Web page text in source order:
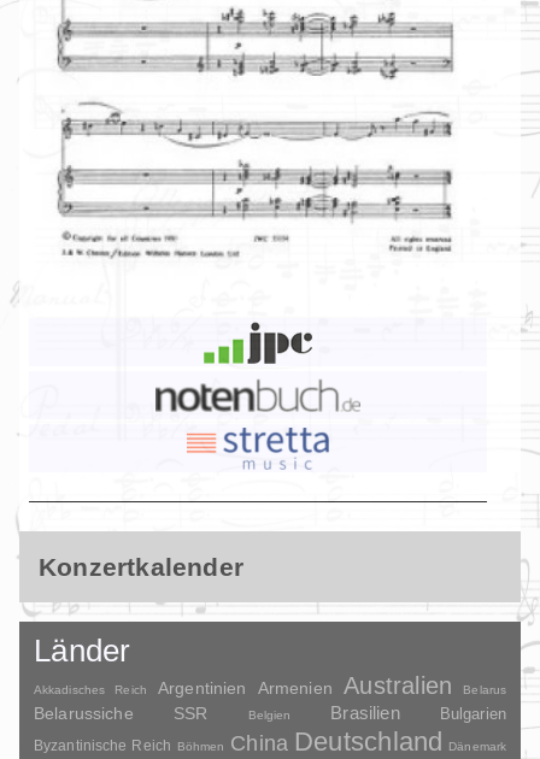
Konzertkalender
Länder
Akkadisches Reich Argentinien Armenien Australien Belarus
Belarussiche SSR Belgien Brasilien Bulgarien
Byzantinische Reich Böhmen China Deutschland Dänemark